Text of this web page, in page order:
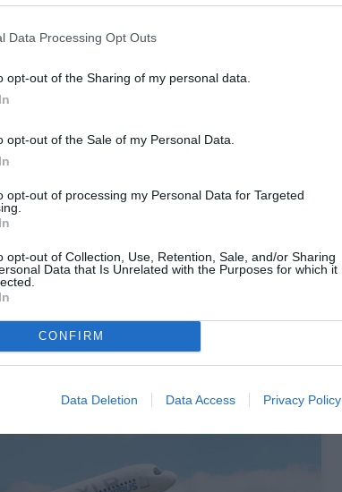
Data Processing Opt Outs
opt-out of the Sharing of my personal data.
opt-out of the Sale of my Personal Data.
opt-out of processing my Personal Data for Targeted
opt-out of Collection, Use, Retention, Sale, and/or Sharing
Data that Is Unrelated with the Purposes for which it
CONFIRM
Data Deletion Data Access Privacy Policy
comme quatrième pilier et la possibilité
en s’attaquant directement à Qantas, Virgin et
des trois acteurs.
pour la première fois, un nouveau
au marché de Sydney sans les contraintes de
freiné les entrants.
low cost
est attractive pour des voyageurs confrontés
australien a déjà vu plusieurs tentatives
exemple, a disparu après des années de
élevés, malgré un modèle apparenté.
comme Compass Airlines ou
australien – longues distances, coûts
et dépendance à des volumes suffisants –
modèle ultra low cost.